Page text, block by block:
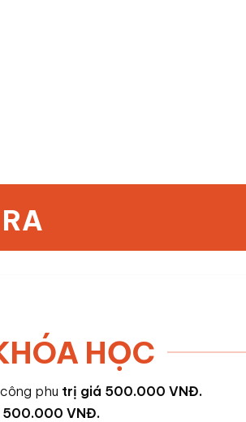
HỌC
phu trị giá 500.000 VNĐ.
VNĐ.